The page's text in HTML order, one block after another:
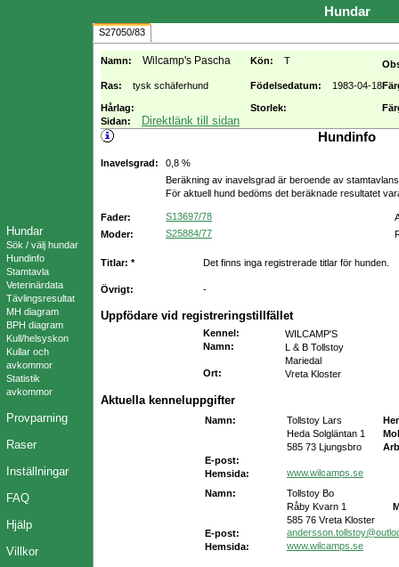
Hundar
Sök / välj hundar
Hundinfo
Stamtavla
Veterinärdata
Tävlingsresultat
MH diagram
BPH diagram
Kull/helsyskon
Kullar och
avkommor
Statistik
avkommor
Provparning
Raser
Inställningar
FAQ
Hjälp
Villkor
Hundar
S27050/83
Namn: Wilcamp's Pascha Kön: T
Ras:
tysk schäferhund Födelsedatum: 1983-04-18
Hårlag: Storlek:
Sidan:
Direktlänk till sidan
Hundinfo
Inavelsgrad:
0,8 %
Beräkning av inavelsgrad är beroende av
För aktuell hund bedöms det beräknade resultatet
Fader: S13697/78
Moder:
S25884/77
Titlar: * Det finns inga registrerade titlar för hunden.
Övrigt: -
Uppfödare vid registreringstillfället
Kennel :
WILCAMP'S
Namn:
L & B Tollstoy
Mariedal
Ort: Vreta Kloster
Aktuella kenneluppgifter
Namn: Tollstoy Lars
Heda Solgläntan 1
585 73 Ljungsbro
E-post:
Hemsida:
www.wilcamps.se
Namn:
Tollstoy Bo
Råby Kvarn 1
585 76 Vreta Kloster
E-post:
Hemsida:
www.wilcamps.se